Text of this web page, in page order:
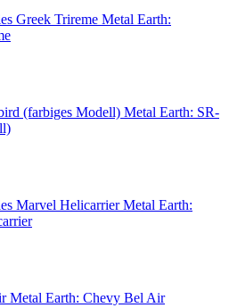
Metal Earth:
Metal Earth: SR-
Metal Earth:
Metal Earth: Chevy Bel Air